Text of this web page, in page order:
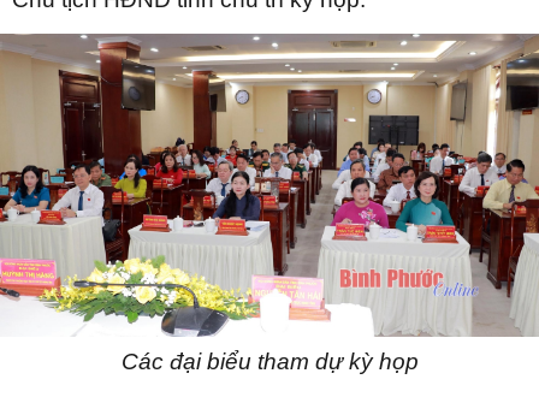
Các đại biểu tham dự kỳ họp